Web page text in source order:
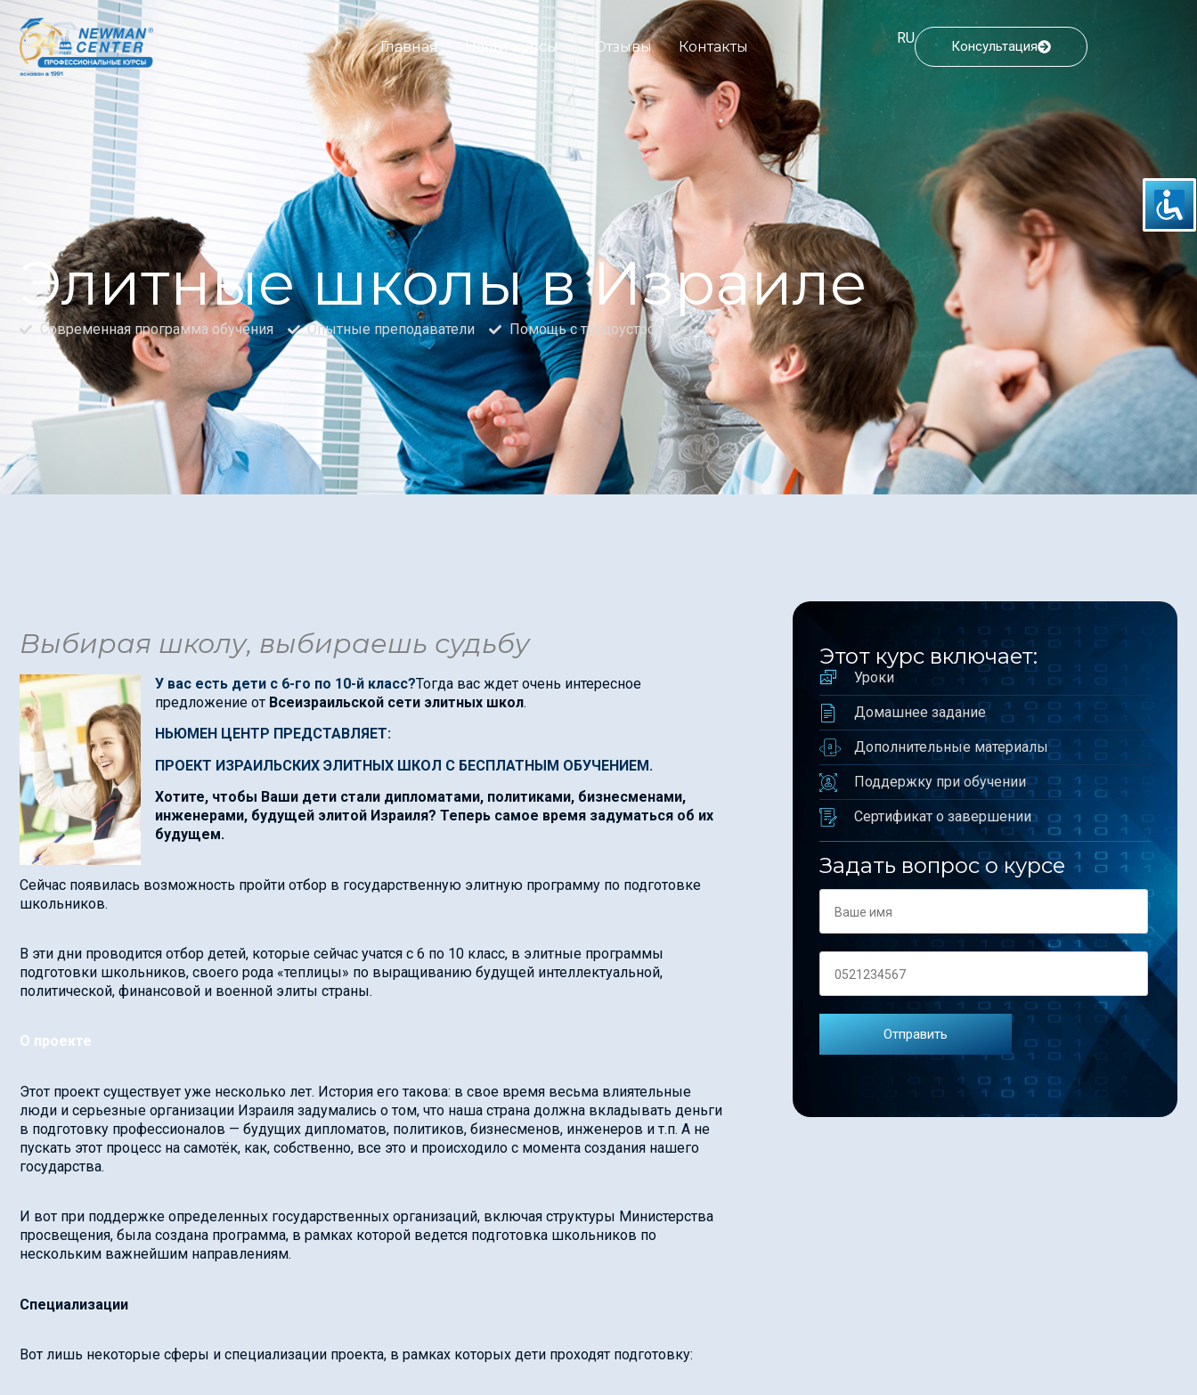
Главная Наши курсы Отзывы Контакты
RU
Консультация
Элитные школы в Израиле
Современная программа обучения Опытные преподаватели Помощь с трудоустройсвом
Выбирая школу, выбираешь судьбу
У вас есть дети с 6-го по 10-й класс?Тогда вас ждет очень интересное
предложение от Всеизраильской сети элитных школ.
НЬЮМЕН ЦЕНТР ПРЕДСТАВЛЯЕТ:
ПРОЕКТ ИЗРАИЛЬСКИХ ЭЛИТНЫХ ШКОЛ С БЕСПЛАТНЫМ ОБУЧЕНИЕМ.
Хотите, чтобы Ваши дети стали дипломатами, политиками, бизнесменами,
инженерами, будущей элитой Израиля? Теперь самое время задуматься об их
будущем.
Сейчас появилась возможность пройти отбор в государственную элитную программу по подготовке
школьников.
В эти дни проводится отбор детей, которые сейчас учатся с 6 по 10 класс, в элитные программы
подготовки школьников, своего рода «теплицы» по выращиванию будущей интеллектуальной,
политической, финансовой и военной элиты страны.
О проекте
Этот проект существует уже несколько лет. История его такова: в свое время весьма влиятельные
люди и серьезные организации Израиля задумались о том, что наша страна должна вкладывать деньги
в подготовку профессионалов — будущих дипломатов, политиков, бизнесменов, инженеров и т.п. А не
пускать этот процесс на самотёк, как, собственно, все это и происходило с момента создания нашего
государства.
И вот при поддержке определенных государственных организаций, включая структуры Министерства
просвещения, была создана программа, в рамках которой ведется подготовка школьников по
нескольким важнейшим направлениям.
Специализации
Вот лишь некоторые сферы и специализации проекта, в рамках которых дети проходят подготовку:
Этот курс включает:
Уроки
Домашнее задание
Дополнительные материалы
Поддержку при обучении
Сертификат о завершении
Задать вопрос о курсе